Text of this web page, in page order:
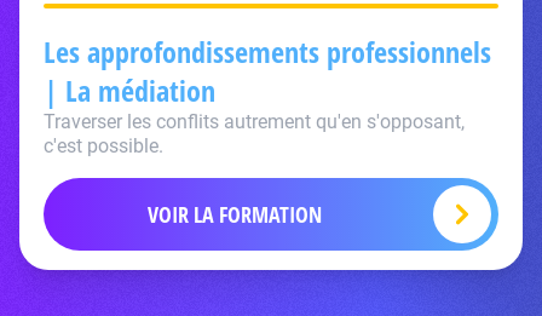
Les approfondissements professionnels
| La médiation
Traverser les conflits autrement qu'en s'opposant,
c'est possible.
VOIR LA FORMATION